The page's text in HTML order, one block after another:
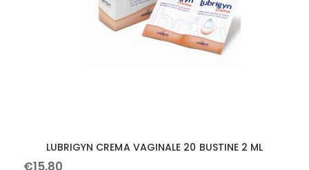
LUBRIGYN CREMA VAGINALE 20 BUSTINE 2 ML
€15,80